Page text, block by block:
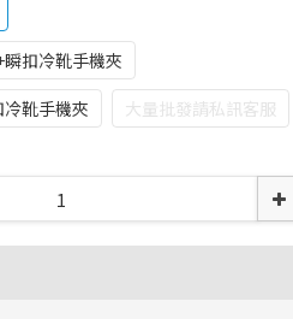
扣冷靴手機夾
靴手機夾
大量批發請私訊客服